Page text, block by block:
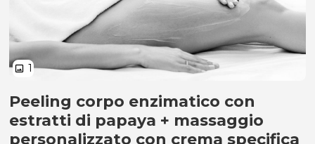
image 1
Peeling corpo enzimatico +
Peeling corpo enzimatico con
estratti di papaya + massaggio
personalizzato con crema specifica